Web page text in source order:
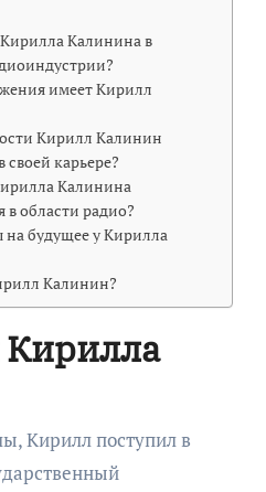
Калинина в
имеет Кирилл
Кирилл Калинин
своей карьере?
Калинина
области радио?
будущее у Кирилла
Калинин?
Кирилл поступил в